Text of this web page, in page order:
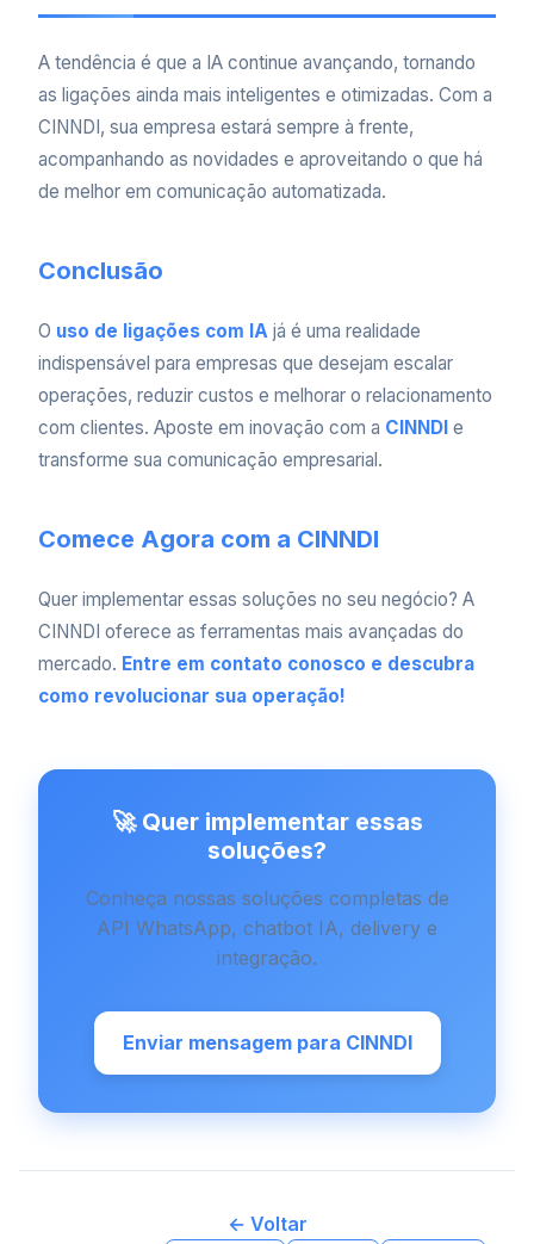
A tendência é que a IA continue avançando, tornando
as ligações ainda mais inteligentes e otimizadas. Com a
CINNDI, sua empresa estará sempre à frente,
acompanhando as novidades e aproveitando o que há
de melhor em comunicação automatizada.
Conclusão
O uso de ligações com IA já é uma realidade
indispensável para empresas que desejam escalar
operações, reduzir custos e melhorar o relacionamento
com clientes. Aposte em inovação com a CINNDI e
transforme sua comunicação empresarial.
Comece Agora com a CINNDI
Quer implementar essas soluções no seu negócio? A
CINNDI oferece as ferramentas mais avançadas do
mercado. Entre em contato conosco e descubra
como revolucionar sua operação!
🚀 Quer implementar essas
soluções?
Conheça nossas soluções completas de
API WhatsApp, chatbot IA, delivery e
integração.
Enviar mensagem para CINNDI
← Voltar